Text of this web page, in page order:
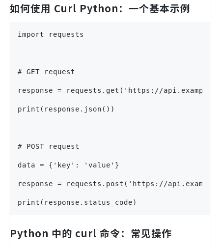
如何使用 Curl Python：一个基本示例
import requests
# GET request
response = requests.get('https://
print(response.json())
# POST request
data = {'key': 'value'}
response = requests.post('https://
print(response.status_code)
Python 中的 curl 命令：常见操作